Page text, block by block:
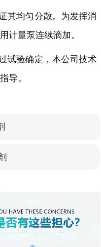
其均匀分散。为发挥消
计量泵连续滴加。
试验确定，本公司技术
导。